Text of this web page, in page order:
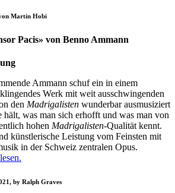
Martin Hobi
Pacis» von Benno Ammann
Ammann schuf ein in einem
Werk mit weit ausschwingenden
den Madrigalisten wunderbar ausmusiziert
was man sich erhofft und was man von
hohen Madrigalisten-Qualität kennt.
künstlerische Leistung vom Feinsten mit
in der Schweiz zentralen Opus.
by Ralph Graves